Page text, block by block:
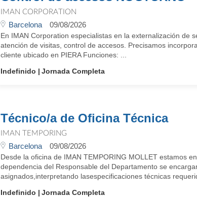
IMAN CORPORATION
Barcelona 09/08/2026
En IMAN Corporation especialistas en la externalización de
atención de visitas, control de accesos. Precisamos
cliente ubicado en PIERA Funciones: ...
Indefinido
Jornada Completa
Técnico/a de Oficina Técnica
IMAN TEMPORING
Barcelona 09/08/2026
Desde la oficina de IMAN TEMPORING MOLLET estamos
dependencia del Responsable del Departamento se
asignados,interpretando lasespecificaciones técnicas
Indefinido
Jornada Completa